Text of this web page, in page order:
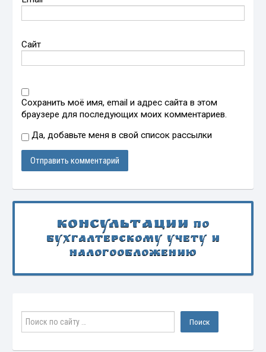
Сайт
Сохранить моё имя, email и адрес сайта в этом
браузере для последующих моих комментариев.
Да, добавьте меня в свой список рассылки
Консультации по
бухгалтерскому учету и
налогообложению